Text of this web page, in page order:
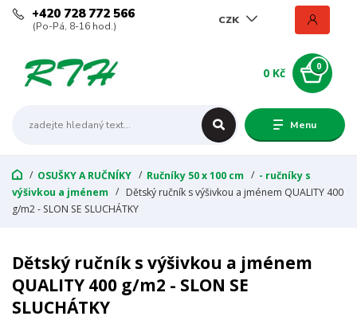
Menu
CZK
+420 728 772 566
(Po-Pá, 8-16 hod.)
0
0 Kč
OSUŠKY A RUČNÍKY Ručníky 50 x 100 cm
- ručníky s
výšivkou a jménem
Dětský ručník s výšivkou a jménem QUALITY 400
g/m2 - SLON SE SLUCHÁTKY
Dětský ručník s výšivkou a jménem
QUALITY 400 g/m2 - SLON SE
SLUCHÁTKY